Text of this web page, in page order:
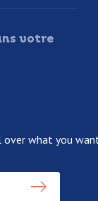
votre
over what you